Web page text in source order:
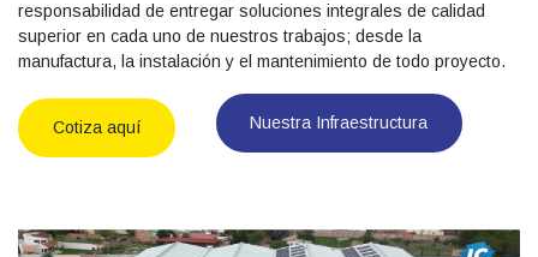
responsabilidad de entregar soluciones integrales de calidad
superior en cada uno de nuestros trabajos; desde la
manufactura, la instalación y el mantenimiento de todo proyecto.
Cotiza aquí Nuestra Infraestructura